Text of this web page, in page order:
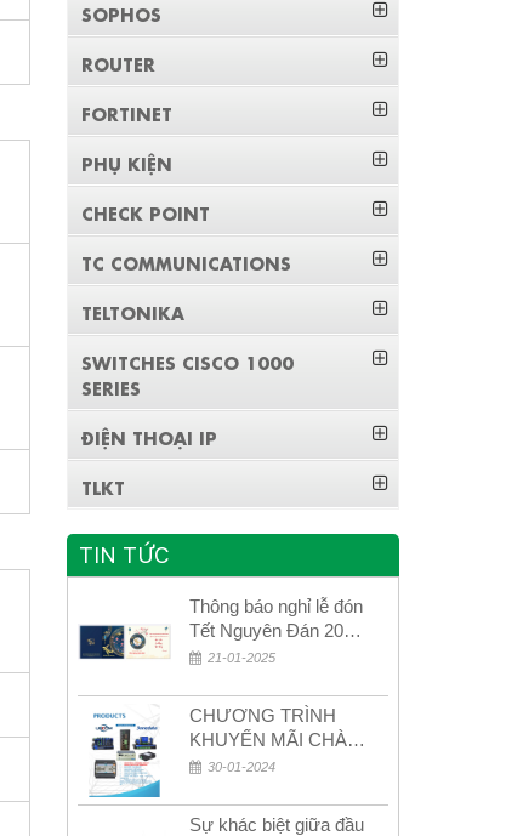
SOPHOS
ROUTER
FORTINET
PHỤ KIỆN
CHECK POINT
TC COMMUNICATIONS
TELTONIKA
SWITCHES CISCO 1000
SERIES
ĐIỆN THOẠI IP
TLKT
TIN TỨC
Thông báo nghỉ lễ đón
Tết Nguyên Đán 2026
– Xuân Bính Ngọ!
21-01-2025
CHƯƠNG TRÌNH
KHUYẾN MÃI CHÀO
MỪNG NĂM MỚI
30-01-2024
Sự khác biệt giữa đầu